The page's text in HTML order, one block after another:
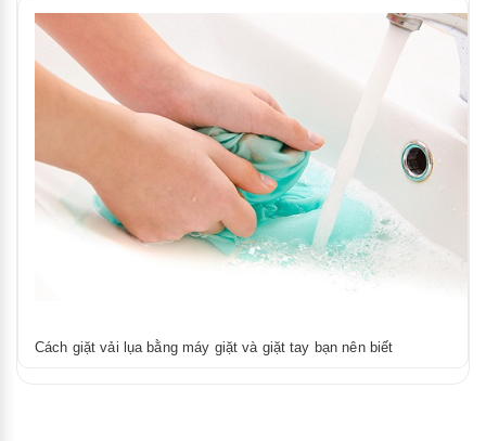
Cách giặt vải lụa bằng máy giặt và giặt tay bạn nên biết